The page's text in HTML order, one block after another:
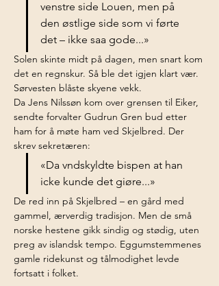
venstre side Louen, men på
den østlige side som vi førte
det – ikke saa gode...»
Solen skinte midt på dagen, men snart kom
det en regnskur. Så ble det igjen klart vær.
Sørvesten blåste skyene vekk.
Da Jens Nilssøn kom over grensen til Eiker,
sendte forvalter Gudrun Gren bud etter
ham for å møte ham ved Skjelbred. Der
skrev sekretæren:
«Da vndskyldte bispen at han
icke kunde det giøre...»
De red inn på Skjelbred – en gård med
gammel, ærverdig tradisjon. Men de små
norske hestene gikk sindig og stødig, uten
preg av islandsk tempo. Eggumstemmenes
gamle ridekunst og tålmodighet levde
fortsatt i folket.